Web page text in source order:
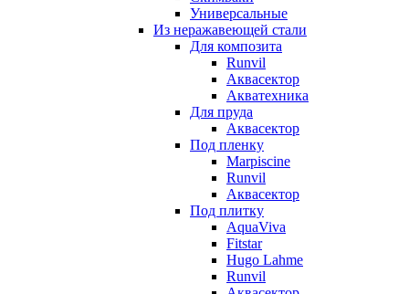
Универсальные
Из неражавеющей стали
Для композита
Runvil
Аквасектор
Акватехника
Для пруда
Аквасектор
Под пленку
Marpiscine
Runvil
Аквасектор
Под плитку
AquaViva
Fitstar
Hugo Lahme
Runvil